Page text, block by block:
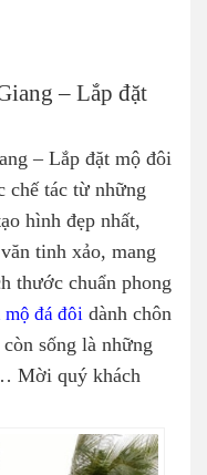
– Lắp đặt
– Lắp đặt mộ đôi
chế tác từ những
hình đẹp nhất,
tinh xảo, mang
thước chuẩn phong
mộ đá đôi dành chôn
sống là những
Mời quý khách